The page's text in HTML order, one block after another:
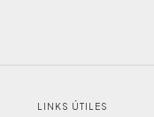
LINKS ÚTILES